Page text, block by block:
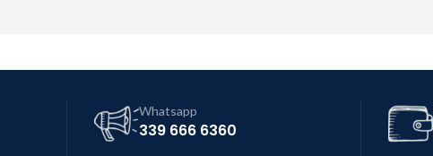
Whatsapp
339 666 6360